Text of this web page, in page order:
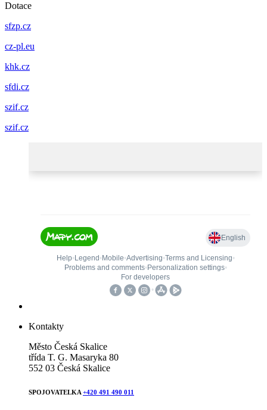
Dotace
sfzp.cz
cz-pl.eu
khk.cz
sfdi.cz
szif.cz
szif.cz
Kontakty
Město Česká Skalice
třída T. G. Masaryka 80
552 03 Česká Skalice
SPOJOVATELKA +420 491 490 011